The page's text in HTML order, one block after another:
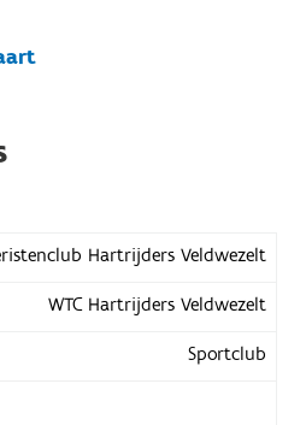
Hartrijders Veldwezelt
WTC Hartrijders Veldwezelt
Sportclub